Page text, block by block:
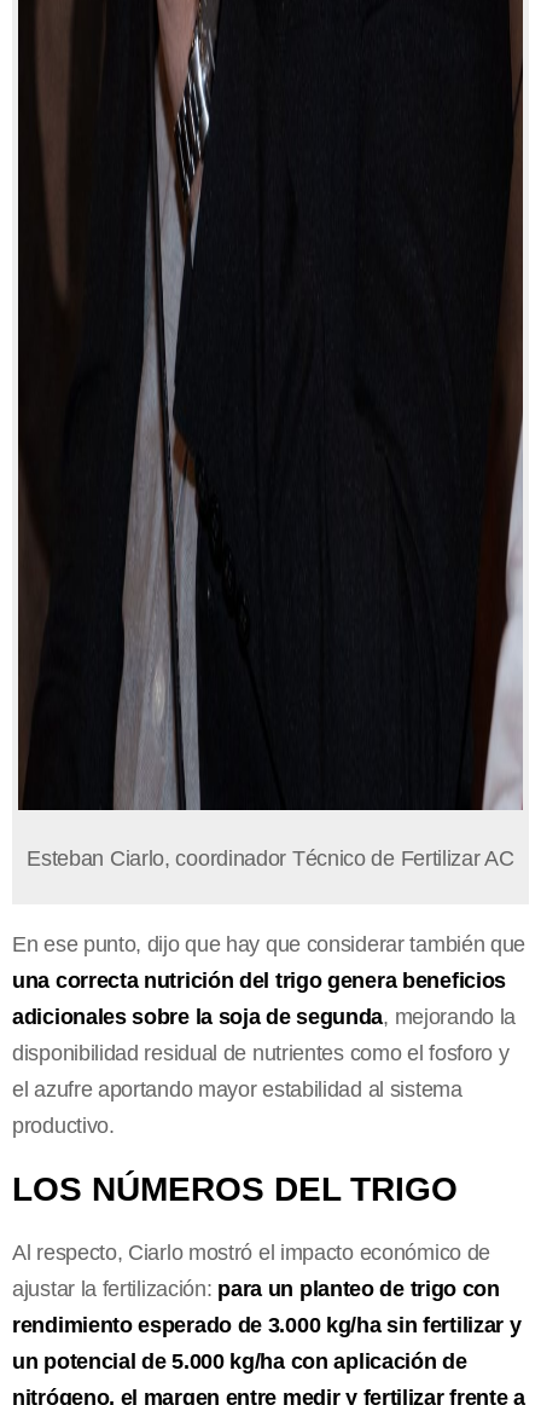
Esteban Ciarlo, coordinador Técnico de Fertilizar AC
En ese punto, dijo que hay que considerar también que
una correcta nutrición del trigo genera beneficios
adicionales sobre la soja de segunda, mejorando la
disponibilidad residual de nutrientes como el fosforo y
el azufre aportando mayor estabilidad al sistema
productivo.
LOS NÚMEROS DEL TRIGO
Al respecto, Ciarlo mostró el impacto económico de
ajustar la fertilización: para un planteo de trigo con
rendimiento esperado de 3.000 kg/ha sin fertilizar y
un potencial de 5.000 kg/ha con aplicación de
nitrógeno, el margen entre medir y fertilizar frente a